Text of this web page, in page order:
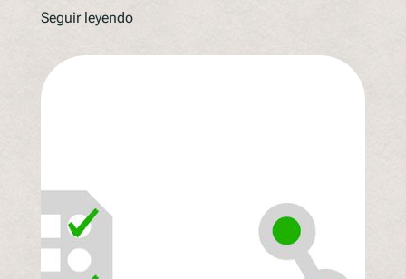
Seguir leyendo